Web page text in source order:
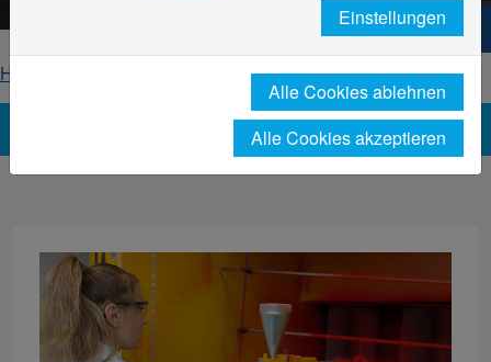
Hochschule Niederrhein. Dein Weg.
Home
News-Detailseite
Einstellungen
Alle Cookies ablehnen
Alle Cookies akzeptieren